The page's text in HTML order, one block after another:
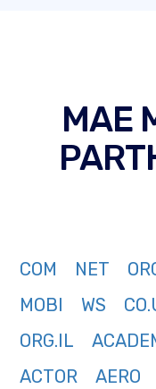
MAE
COM NET
MOBI
WS
ORG.IL
ACTOR
AERO